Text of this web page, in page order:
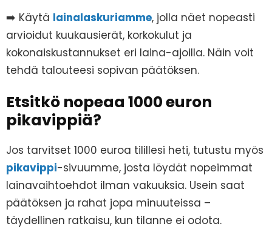
➡️ Käytä lainalaskuriamme, jolla näet nopeasti
arvioidut kuukausierät, korkokulut ja
kokonaiskustannukset eri laina-ajoilla. Näin voit
tehdä talouteesi sopivan päätöksen.
Etsitkö nopeaa 1000 euron
pikavippiä?
Jos tarvitset 1000 euroa tilillesi heti, tutustu myös
pikavippi-sivuumme, josta löydät nopeimmat
lainavaihtoehdot ilman vakuuksia. Usein saat
päätöksen ja rahat jopa minuuteissa –
täydellinen ratkaisu, kun tilanne ei odota.